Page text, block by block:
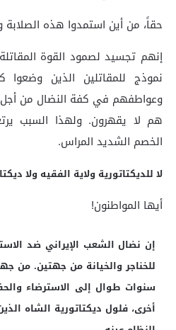
حقاً، من أين استمدوا هذه
إنهم تجسيد لصمود القوة
نموذج للمقاتلين الذين
وعواطفهم في كفة النضال من
هم لا يقهرون. ولهذا السبب
الخصم الشديد المراس.
لا للديكتاتورية ولاية الفقيه ولا
أيها المواطنون!
إن نضال الشعب الإيراني ضد
للخناجر والخيانة من جهتين. من
سنوات طوال إلى الاسترضاء
أخرى، فلول ديكتاتورية الشاه